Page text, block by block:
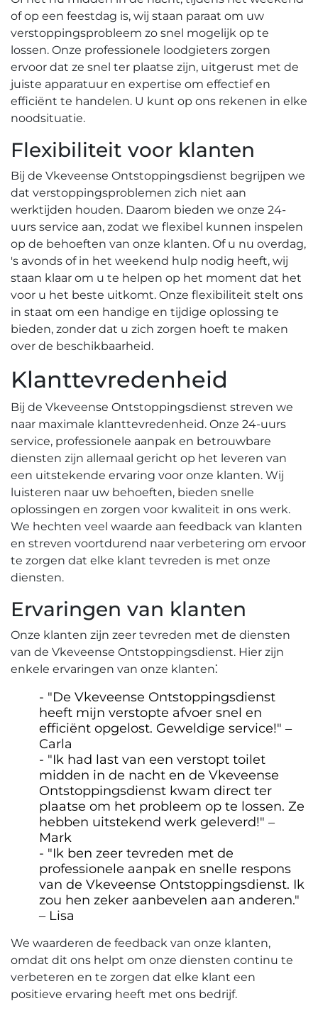
of op een feestdag is, wij staan paraat om uw
verstoppingsprobleem zo snel mogelijk op te
lossen.​ Onze professionele loodgieters zorgen
ervoor dat ze snel ter plaatse zijn, uitgerust met de
juiste apparatuur en expertise om effectief en
efficiënt te handelen. U kunt op ons rekenen in elke
noodsituatie.​
Flexibiliteit voor klanten
Bij de Vkeveense Ontstoppingsdienst begrijpen we
dat verstoppingsproblemen zich niet aan
werktijden houden.​ Daarom bieden we onze 24-
uurs service aan, zodat we flexibel kunnen inspelen
op de behoeften van onze klanten.​ Of u nu overdag,
's avonds of in het weekend hulp nodig heeft, wij
staan klaar om u te helpen op het moment dat het
voor u het beste uitkomt.​ Onze flexibiliteit stelt ons
in staat om een handige en tijdige oplossing te
bieden, zonder dat u zich zorgen hoeft te maken
over de beschikbaarheid.​
Klanttevredenheid
Bij de Vkeveense Ontstoppingsdienst streven we
naar maximale klanttevredenheid.​ Onze 24-uurs
service, professionele aanpak en betrouwbare
diensten zijn allemaal gericht op het leveren van
een uitstekende ervaring voor onze klanten. Wij
luisteren naar uw behoeften, bieden snelle
oplossingen en zorgen voor kwaliteit in ons werk.​
We hechten veel waarde aan feedback van klanten
en streven voortdurend naar verbetering om ervoor
te zorgen dat elke klant tevreden is met onze
diensten.​
Ervaringen van klanten
Onze klanten zijn zeer tevreden met de diensten
van de Vkeveense Ontstoppingsdienst.​ Hier zijn
enkele ervaringen van onze klanten⁚
"De Vkeveense Ontstoppingsdienst
heeft mijn verstopte afvoer snel en
efficiënt opgelost.​ Geweldige service!​" ‒
Carla
"Ik had last van een verstopt toilet
midden in de nacht en de Vkeveense
Ontstoppingsdienst kwam direct ter
plaatse om het probleem op te lossen.​ Ze
hebben uitstekend werk geleverd!" ‒
Mark
"Ik ben zeer tevreden met de
professionele aanpak en snelle respons
van de Vkeveense Ontstoppingsdienst.​ Ik
zou hen zeker aanbevelen aan anderen.​"
‒ Lisa
We waarderen de feedback van onze klanten,
omdat dit ons helpt om onze diensten continu te
verbeteren en te zorgen dat elke klant een
positieve ervaring heeft met ons bedrijf.​